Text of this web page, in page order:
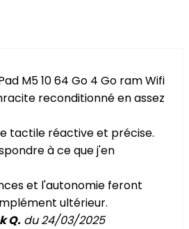
M5 10 64 Go 4 Go ram Wifi
reconditionné en assez
tactile réactive et précise.
à ce que j'en
et l'autonomie feront
ultérieur.
Q. du 24/03/2025